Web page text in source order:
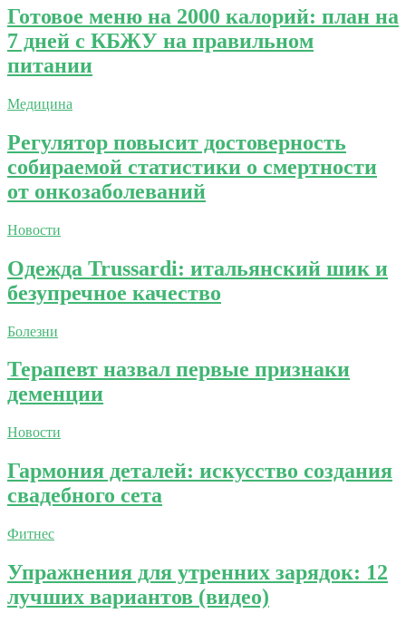
Готовое меню на 2000 калорий: план на
7 дней с КБЖУ на правильном
питании
Медицина
Регулятор повысит достоверность
собираемой статистики о смертности
от онкозаболеваний
Новости
Одежда Trussardi: итальянский шик и
безупречное качество
Болезни
Терапевт назвал первые признаки
деменции
Новости
Гармония деталей: искусство создания
свадебного сета
Фитнес
Упражнения для утренних зарядок: 12
лучших вариантов (видео)